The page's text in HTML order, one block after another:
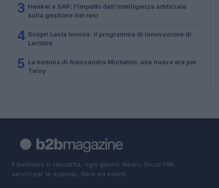
3 Henkel e SAP: l’impatto dell’intelligenza artificiale
sulla gestione dei resi
4 Scopri Lacta Innova: il programma di innovazione di
Lactalis
5 La nomina di Alessandra Michelini: una nuova era per
Telsy
Il business si racconta, ogni giorno. News, focus PMI,
servizi per le aziende, fiere ed eventi.